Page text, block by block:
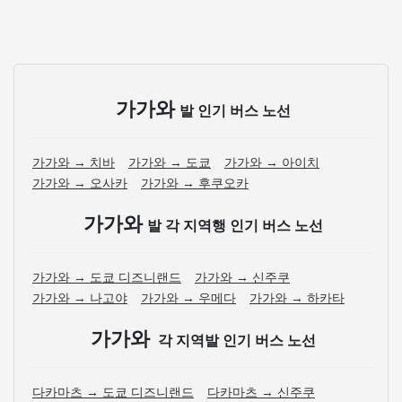
가가와 발 인기 버스 노선
가가와 → 치바 가가와 → 도쿄
가가와 → 아이치
가가와 → 오사카
가가와 → 후쿠오카
가가와 발 각 지역행 인기 버스 노선
가가와 → 도쿄 디즈니랜드
가가와 → 신주쿠
가가와 → 나고야
가가와 → 우메다 가가와 → 하카타
가가와 각 지역발 인기 버스 노선
다카마츠 → 도쿄 디즈니랜드
다카마츠 → 신주쿠